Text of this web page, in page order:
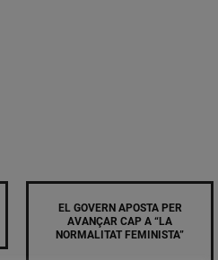
EL GOVERN APOSTA PER
AVANÇAR CAP A “LA
NORMALITAT FEMINISTA”